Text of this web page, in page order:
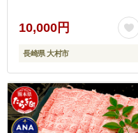
10,000円
長崎県 大村市